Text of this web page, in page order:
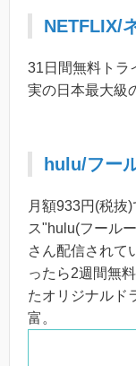
NETFLIX/
31日間無料トラ
実の日本最大級
hulu/フー
月額933円(税抜
ス"hulu(フール
さん配信されて
ったら2週間無
たオリジナルド
富。